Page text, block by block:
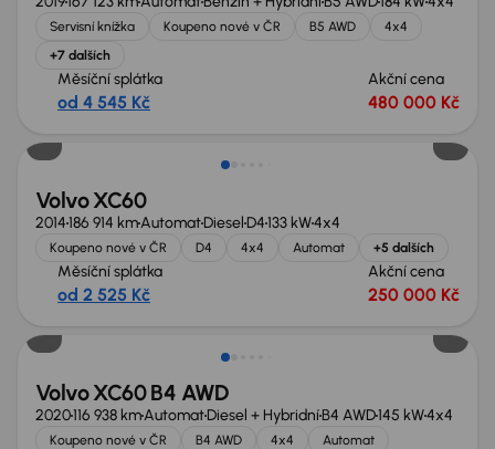
Servisní knížka Koupeno nové v ČR B5 AWD
4x4
+7 dalších
Měsíční splátka
od 4 545 Kč
Akční cena
480 000 Kč
Nově v nabídce
Volvo XC60
2014186 914 kmAutomatDiesel D4133 kW4x4
Koupeno nové v ČR D4 4x4 Automat +5 dalších
Měsíční splátka
od 2 525 Kč
Akční cena
250 000 Kč
Zlevněno o 50 000 Kč
Volvo XC60 B4 AWD
2020116 938 kmAutomatDiesel + HybridníB4 AWD145 kW4x4
Koupeno nové v ČR B4 AWD 4x4
Automat